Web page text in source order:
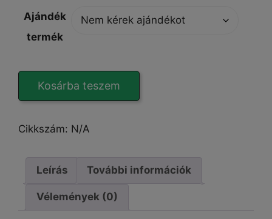
Ajándék
termék
Spigen
Liquid
iPhone
mennyiség
Kosárba teszem
Cikkszám: N/A
Leírás További információk
Vélemények (0)